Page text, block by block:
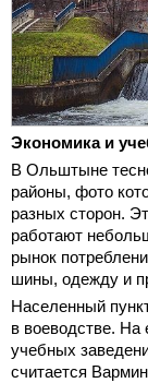
Экономика и
В Ольштыне
районы, фото
разных сторон.
работают
рынок
шины, одежду и
Населенный
в воеводстве. На
учебных
считается